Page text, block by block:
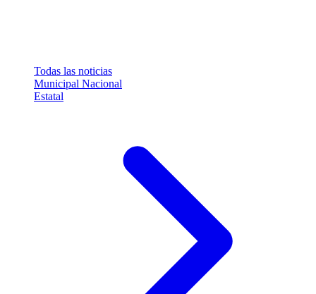
Todas las noticias
Municipal Nacional
Estatal